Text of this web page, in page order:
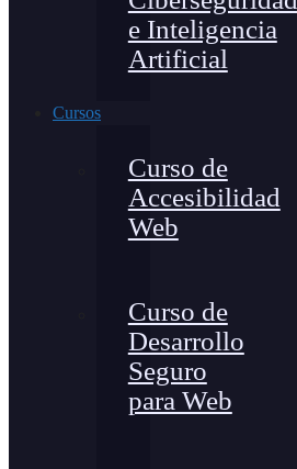
e Inteligencia
Artificial
Cursos
Curso de
Accesibilidad
Web
Curso de
Desarrollo
Seguro
para Web